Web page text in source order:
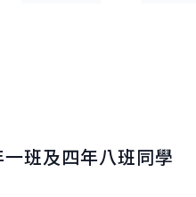
班及四年八班同學